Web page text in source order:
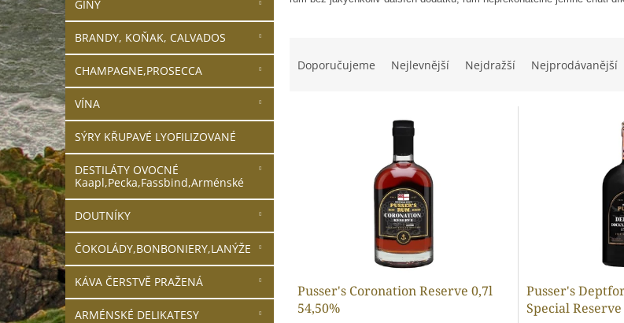
n
e
l
GINY
BRANDY, KOŇAK, CALVADOS
CHAMPAGNE,PROSECCA
VÍNA
SÝRY KŘUPAVÉ LYOFILIZOVANÉ
DESTILÁTY OVOCNÉ
Kaapl,Pecka,Fassbind,Arménské
DOUTNÍKY
ČOKOLÁDY,BONBONIERY,LANÝŽE
KÁVA ČERSTVĚ PRAŽENÁ
ARMÉNSKÉ DELIKATESY
Doporučujeme Nejlevnější Nejdražší Nejprodávanější
kPusser's Coronation Reserve 0,7l
54,50%
Pusser's
Special